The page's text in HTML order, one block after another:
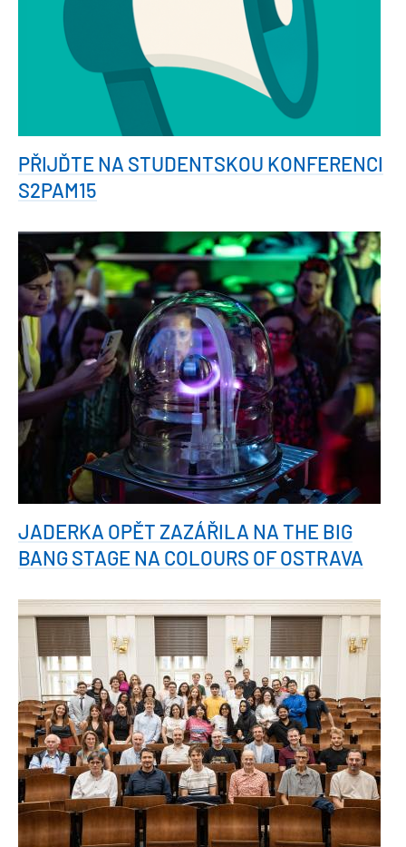
PŘIJĎTE NA STUDENTSKOU KONFERENCI
S2PAM15
JADERKA OPĚT ZAZÁŘILA NA THE BIG
BANG STAGE NA COLOURS OF OSTRAVA